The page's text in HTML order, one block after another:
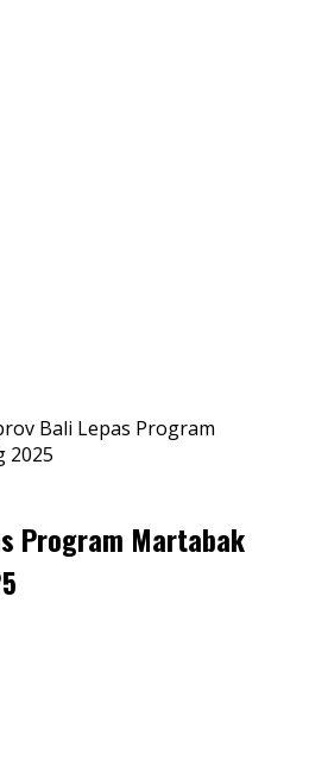
Bali Lepas Program
2025
Program Martabak